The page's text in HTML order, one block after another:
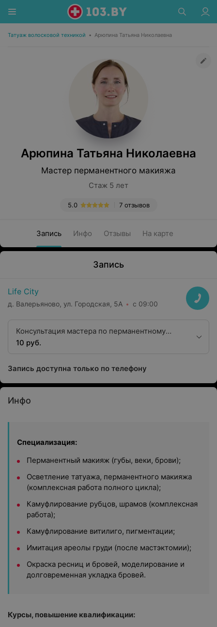
Татуаж волосковой техникой • Арюпина Татьяна Николаевна
Арюпина Татьяна Николаевна
Мастер перманентного макияжа
Стаж 5 лет
7 отзывов
5.0
Запись Инфо Отзывы На карте
Запись
Life City
д. Валерьяново, ул. Городская, 5А с 09:00
Консультация мастера по перманентному
макияжу
10 руб.
Запись доступна только по телефону
Инфо
Специализация:
Перманентный макияж (губы, веки, брови);
Осветление татуажа, перманентного макияжа
(комплексная работа полного цикла);
Камуфлирование рубцов, шрамов (комплексная
работа);
Камуфлирование витилиго, пигментации;
Имитация ареолы груди (после мастэктомии);
Окраска ресниц и бровей, моделирование и
долговременная укладка бровей.
Курсы, повышение квалификации: